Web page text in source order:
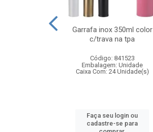
Garrafa inox 350ml color
c/trava na tpa
Código: 841523
Embalagem: Unidade
Caixa Com: 24 Unidade(s)
Faça seu login ou
cadastre-se para